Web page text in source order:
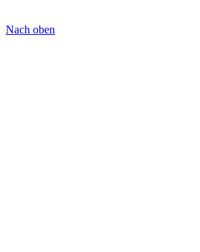
Nach oben